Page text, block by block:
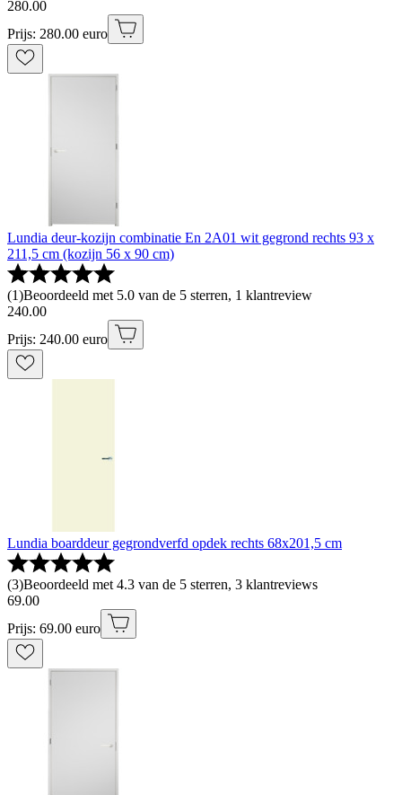
280.00
Prijs: 280.00 euro
Lundia deur-kozijn combinatie En 2A01 wit gegrond rechts 93 x
211,5 cm (kozijn 56 x 90 cm)
(1)Beoordeeld met 5.0 van de 5 sterren, 1 klantreview
240.00
Prijs: 240.00 euro
Lundia boarddeur gegrondverfd opdek rechts 68x201,5 cm
(3)Beoordeeld met 4.3 van de 5 sterren, 3 klantreviews
69.00
Prijs: 69.00 euro